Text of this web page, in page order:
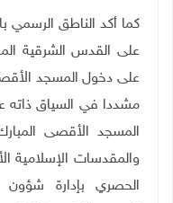
كما أكد الناطق الرسمي
على القدس الشرقية
على دخول المسجد
مشددا في السياق
المسجد الأقصى
والمقدسات الإسلامية
الحصري بإدارة شؤون